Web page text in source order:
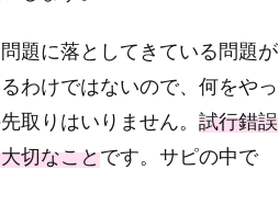
題に落としてきている問題が
わけではないので、何をやっ
取りはいりません。 試行錯誤
切なことです。サピの中で